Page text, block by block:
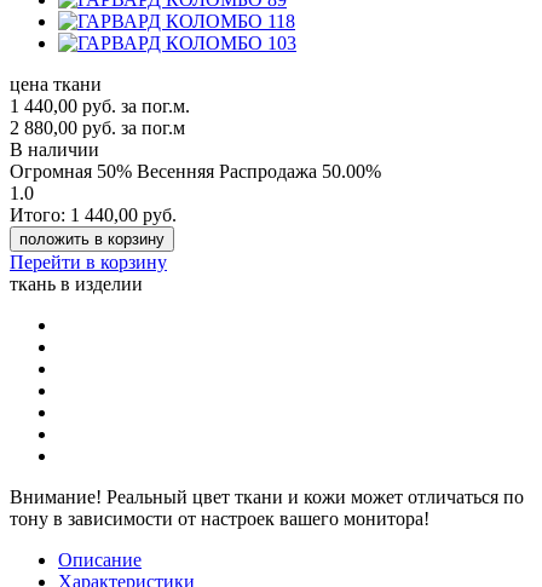
цена ткани
1 440,00 руб. за пог.м.
2 880,00 руб. за пог.м
В наличии
Огромная 50% Весенняя Распродажа 50.00%
1.0
Итого: 1 440,00 руб.
положить в корзину
Перейти в корзину
ткань в изделии
Внимание! Реальный цвет ткани и кожи может отличаться по
тону в зависимости от настроек вашего монитора!
Описание
Характеристики